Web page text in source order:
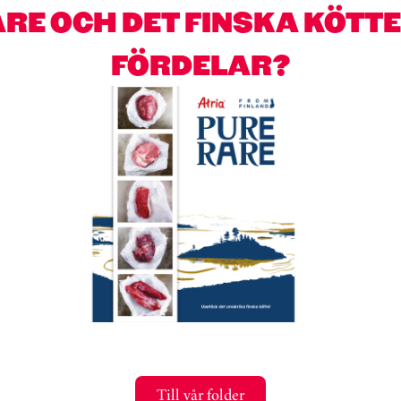
OCH DET FINSKA
FÖRDELAR?
Till vår folder